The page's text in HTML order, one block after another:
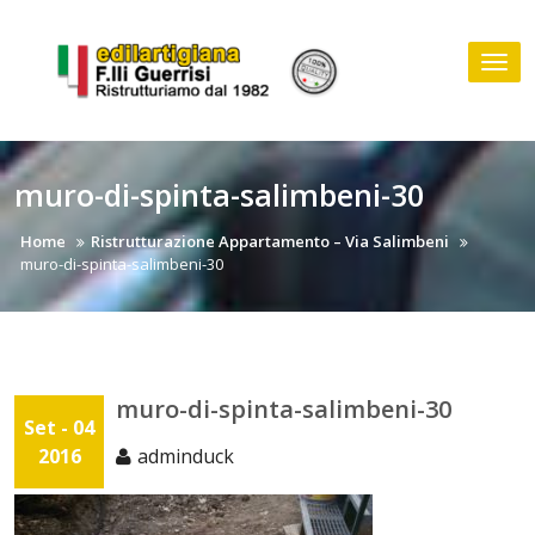
content
muro-di-spinta-salimbeni-30
Home
Ristrutturazione Appartamento – Via Salimbeni
muro-di-spinta-salimbeni-30
Set - 04
2016
muro-di-spinta-salimbeni-30
adminduck